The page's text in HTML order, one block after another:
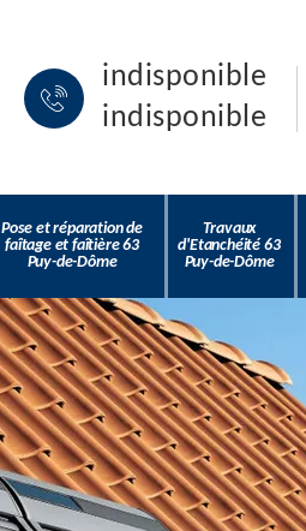
indisponible
indisponible
Pose et réparation de
faîtage et faîtière 63
Puy-de-Dôme
Travaux
d'Etanchéité 63
Puy-de-Dôme